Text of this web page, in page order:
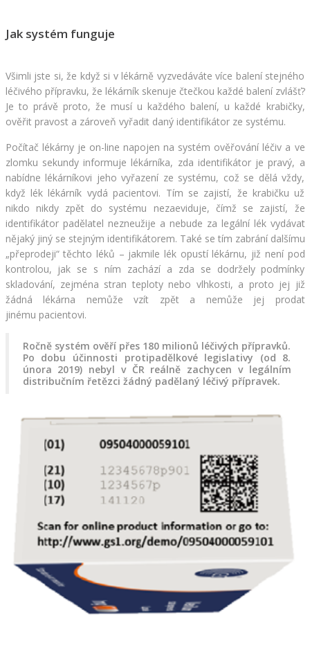
Jak systém funguje
Všimli jste si, že když si v lékárně vyzvedáváte více balení stejného
léčivého přípravku, že lékárník skenuje čtečkou každé balení zvlášť?
Je to právě proto, že musí u každého balení, u každé krabičky,
ověřit pravost a zároveň vyřadit daný identifikátor ze systému.
Počítač lékárny je on-line napojen na systém ověřování léčiv a ve
zlomku sekundy informuje lékárníka, zda identifikátor je pravý, a
nabídne lékárníkovi jeho vyřazení ze systému, což se dělá vždy,
když lék lékárník vydá pacientovi. Tím se zajistí, že krabičku už
nikdo nikdy zpět do systému nezaeviduje, čímž se zajistí, že
identifikátor padělatel nezneužije a nebude za legální lék vydávat
nějaký jiný se stejným identifikátorem. Také se tím zabrání dalšímu
„přeprodeji“ těchto léků – jakmile lék opustí lékárnu, již není pod
kontrolou, jak se s ním zachází a zda se dodržely podmínky
skladování, zejména stran teploty nebo vlhkosti, a proto jej již
žádná lékárna nemůže vzít zpět a nemůže jej prodat
jinému pacientovi.
Ročně systém ověří přes 180 milionů léčivých přípravků.
Po dobu účinnosti protipadělkové legislativy (od 8.
února 2019) nebyl v ČR reálně zachycen v legálním
distribučním řetězci žádný padělaný léčivý přípravek.